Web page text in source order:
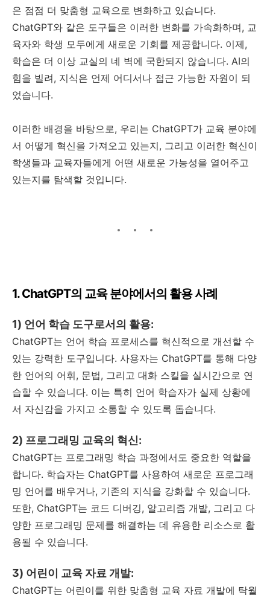
은 점점 더 맞춤형 교육으로 변화하고 있습니다.
ChatGPT와 같은 도구들은 이러한 변화를 가속화하며, 교
육자와 학생 모두에게 새로운 기회를 제공합니다. 이제,
학습은 더 이상 교실의 네 벽에 국한되지 않습니다. AI의
힘을 빌려, 지식은 언제 어디서나 접근 가능한 자원이 되
었습니다.
이러한 배경을 바탕으로, 우리는 ChatGPT가 교육 분야에
서 어떻게 혁신을 가져오고 있는지, 그리고 이러한 혁신이
학생들과 교육자들에게 어떤 새로운 가능성을 열어주고
있는지를 탐색할 것입니다.
1. ChatGPT의 교육 분야에서의 활용 사례
1) 언어 학습 도구로서의 활용:
ChatGPT는 언어 학습 프로세스를 혁신적으로 개선할 수
있는 강력한 도구입니다. 사용자는 ChatGPT를 통해 다양
한 언어의 어휘, 문법, 그리고 대화 스킬을 실시간으로 연
습할 수 있습니다. 이는 특히 언어 학습자가 실제 상황에
서 자신감을 가지고 소통할 수 있도록 돕습니다.
2) 프로그래밍 교육의 혁신:
ChatGPT는 프로그래밍 학습 과정에서도 중요한 역할을
합니다. 학습자는 ChatGPT를 사용하여 새로운 프로그래
밍 언어를 배우거나, 기존의 지식을 강화할 수 있습니다.
또한, ChatGPT는 코드 디버깅, 알고리즘 개발, 그리고 다
양한 프로그래밍 문제를 해결하는 데 유용한 리소스로 활
용될 수 있습니다.
3) 어린이 교육 자료 개발:
ChatGPT는 어린이를 위한 맞춤형 교육 자료 개발에 탁월